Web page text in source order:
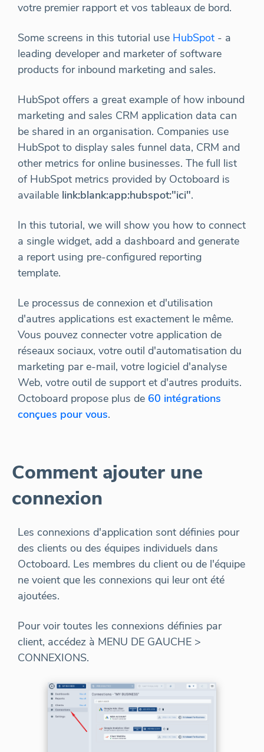
votre premier rapport et vos tableaux de bord.
Some screens in this tutorial use HubSpot - a
leading developer and marketer of software
products for inbound marketing and sales.
HubSpot offers a great example of how inbound
marketing and sales CRM application data can
be shared in an organisation. Companies use
HubSpot to display sales funnel data, CRM and
other metrics for online businesses. The full list
of HubSpot metrics provided by Octoboard is
available link:blank:app:hubspot:"ici".
In this tutorial, we will show you how to connect
a single widget, add a dashboard and generate
a report using pre-configured reporting
template.
Le processus de connexion et d'utilisation
d'autres applications est exactement le même.
Vous pouvez connecter votre application de
réseaux sociaux, votre outil d'automatisation du
marketing par e-mail, votre logiciel d'analyse
Web, votre outil de support et d'autres produits.
Octoboard propose plus de 60 intégrations
conçues pour vous.
Comment ajouter une
connexion
Les connexions d'application sont définies pour
des clients ou des équipes individuels dans
Octoboard. Les membres du client ou de l'équipe
ne voient que les connexions qui leur ont été
ajoutées.
Pour voir toutes les connexions définies par
client, accédez à MENU DE GAUCHE >
CONNEXIONS.